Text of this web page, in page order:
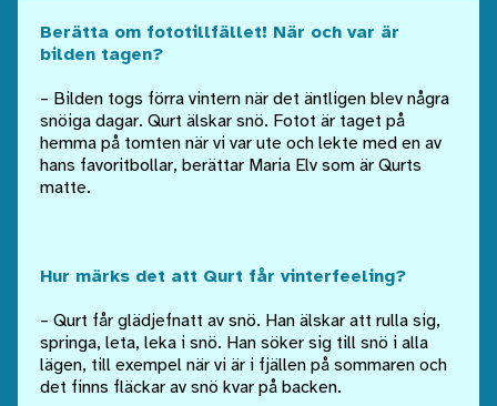
Berätta om fototillfället! När och var är
bilden tagen?
– Bilden togs förra vintern när det äntligen blev några
snöiga dagar. Qurt älskar snö. Fotot är taget på
hemma på tomten när vi var ute och lekte med en av
hans favoritbollar, berättar Maria Elv som är Qurts
matte.
Hur märks det att Qurt får vinterfeeling?
– Qurt får glädjefnatt av snö. Han älskar att rulla sig,
springa, leta, leka i snö. Han söker sig till snö i alla
lägen, till exempel när vi är i fjällen på sommaren och
det finns fläckar av snö kvar på backen.